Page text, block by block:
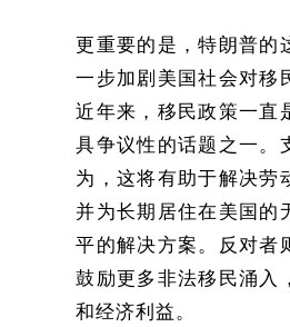
更重要的是，特朗普的
一步加剧美国社会对移
近年来，移民政策一直
具争议性的话题之一。
为，这将有助于解决劳
并为长期居住在美国的
平的解决方案。反对者
鼓励更多非法移民涌入
和经济利益。